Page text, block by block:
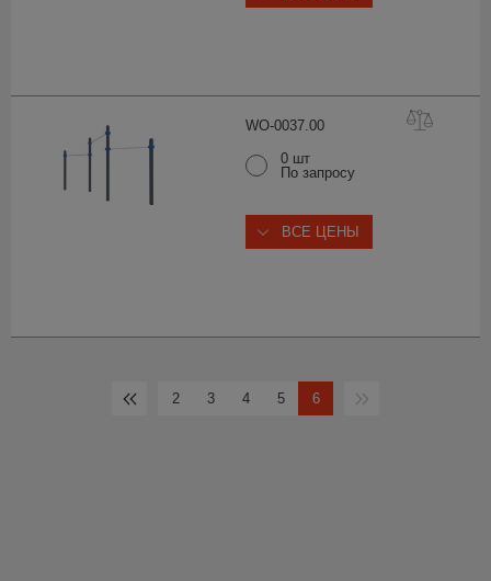
WO-0037.00
0 шт
По запросу
ВСЕ ЦЕНЫ
2 3 4 5 6